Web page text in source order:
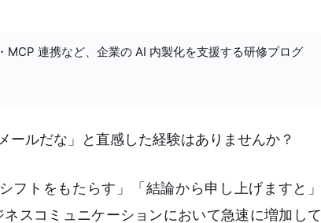
連携など、企業の AI 内製化を支援する研修プログ
ルだな」と直感した経験はありませんか？
フトをもたらす」「結論から申し上げますと」
スコミュニケーションにおいて急速に増加して